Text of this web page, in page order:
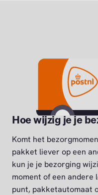
Hoe wijzig je je
Komt het
pakket liever op een
kun je je bezorging
moment of een andere
punt, pakketautomaat